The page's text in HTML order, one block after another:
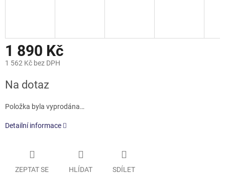
1 890 Kč
1 562 Kč bez DPH
cena:
Na dotaz
Položka byla vyprodána…
Detailní informace
ZEPTAT SE HLÍDAT SDÍLET